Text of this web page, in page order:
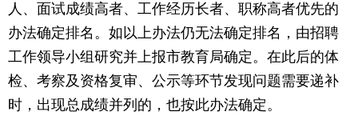
人、面试成绩高者、工作经历长者、职称高者优先的
办法确定排名。如以上办法仍无法确定排名，由招聘
工作领导小组研究并上报市教育局确定。在此后的体
检、考察及资格复审、公示等环节发现问题需要递补
时，出现总成绩并列的，也按此办法确定。